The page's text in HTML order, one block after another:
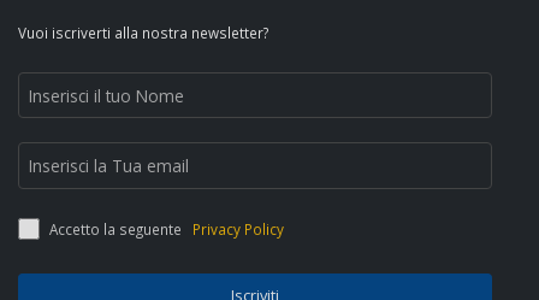
Vuoi iscriverti alla nostra newsletter?
Accetto la seguente Privacy Policy
Iscriviti